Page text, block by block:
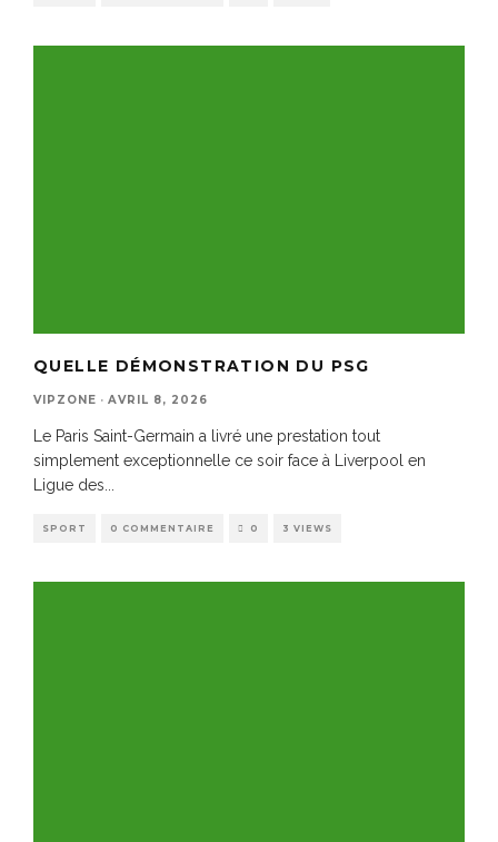
QUELLE DÉMONSTRATION DU PSG
VIPZONE · AVRIL 8, 2026
Le Paris Saint-Germain a livré une prestation tout
simplement exceptionnelle ce soir face à Liverpool en
Ligue des
SPORT 0 COMMENTAIRE 0 3 VIEWS